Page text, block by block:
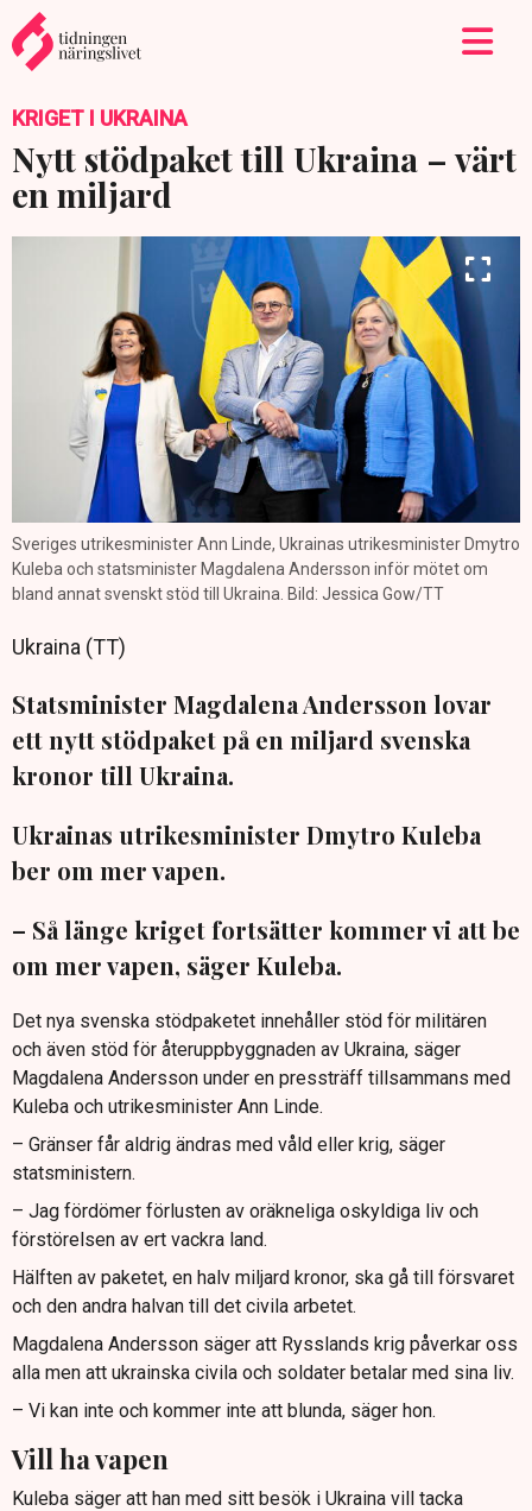
KRIGET I UKRAINA
Nytt stödpaket till Ukraina – värt
en miljard
Sveriges utrikesminister Ann Linde, Ukrainas utrikesminister Dmytro
Kuleba och statsminister Magdalena Andersson inför mötet om
bland annat svenskt stöd till Ukraina. Bild: Jessica Gow/TT
Ukraina (TT)
Statsminister Magdalena Andersson lovar
ett nytt stödpaket på en miljard svenska
kronor till Ukraina.
Ukrainas utrikesminister Dmytro Kuleba
ber om mer vapen.
– Så länge kriget fortsätter kommer vi att be
om mer vapen, säger Kuleba.
Det nya svenska stödpaketet innehåller stöd för militären
och även stöd för återuppbyggnaden av Ukraina, säger
Magdalena Andersson under en pressträff tillsammans med
Kuleba och utrikesminister Ann Linde.
– Gränser får aldrig ändras med våld eller krig, säger
statsministern.
– Jag fördömer förlusten av oräkneliga oskyldiga liv och
förstörelsen av ert vackra land.
Hälften av paketet, en halv miljard kronor, ska gå till försvaret
och den andra halvan till det civila arbetet.
Magdalena Andersson säger att Rysslands krig påverkar oss
alla men att ukrainska civila och soldater betalar med sina liv.
– Vi kan inte och kommer inte att blunda, säger hon.
Vill ha vapen
Kuleba säger att han med sitt besök i Ukraina vill tacka